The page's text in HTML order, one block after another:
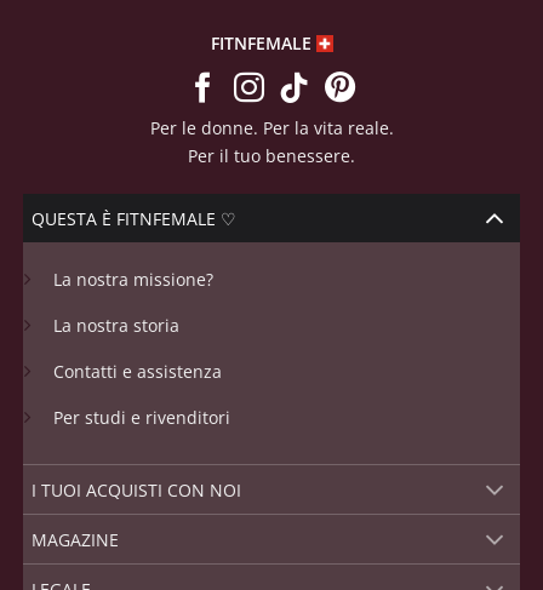
FITNFEMALE
Per le donne. Per la vita reale.
Per il tuo benessere.
QUESTA È FITNFEMALE ♡
La nostra missione?
La nostra storia
Contatti e assistenza
Per studi e rivenditori
I TUOI ACQUISTI CON NOI
MAGAZINE